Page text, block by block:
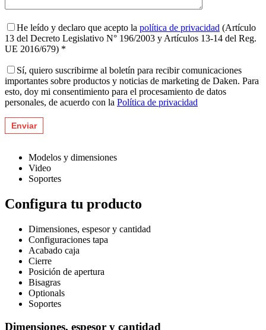
He leído y declaro que acepto la política de privacidad (Artículo
13 del Decreto Legislativo N° 196/2003 y Artículos 13-14 del Reg.
UE 2016/679) *
Sí, quiero suscribirme al boletín para recibir comunicaciones
importantes sobre productos y noticias de marketing de Daken. Para
esto, doy mi consentimiento para el procesamiento de datos
personales, de acuerdo con la Política de privacidad
Modelos y dimensiones
Video
Soportes
Configura tu producto
Dimensiones, espesor y cantidad
Configuraciones tapa
Acabado caja
Cierre
Posición de apertura
Bisagras
Optionals
Soportes
Dimensiones, espesor y cantidad